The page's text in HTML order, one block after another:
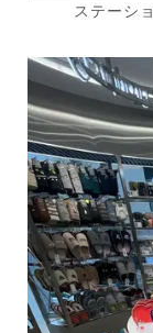
ステーシ